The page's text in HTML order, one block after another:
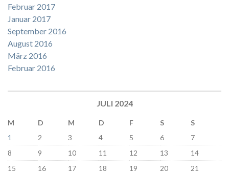
Februar 2017
Januar 2017
September 2016
August 2016
März 2016
Februar 2016
JULI 2024
M D M D F S
S
1
2 3 4 5 6
7
8
9 10 11 12 13
14
15
16 17 18 19 20
21